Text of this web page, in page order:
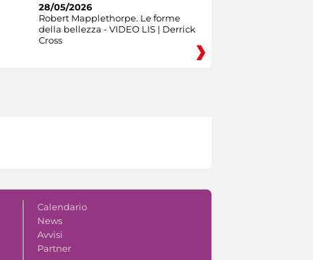
28/05/2026
Robert Mapplethorpe. Le forme
della bellezza - VIDEO LIS | Derrick
Cross
Calendario
News
Avvisi
Partner